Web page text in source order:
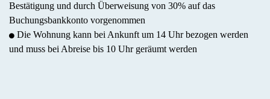
Bestätigung und durch Überweisung von 30% auf das
Buchungsbankkonto vorgenommen
Die Wohnung kann bei Ankunft um 14 Uhr bezogen werden
und muss bei Abreise bis 10 Uhr geräumt werden